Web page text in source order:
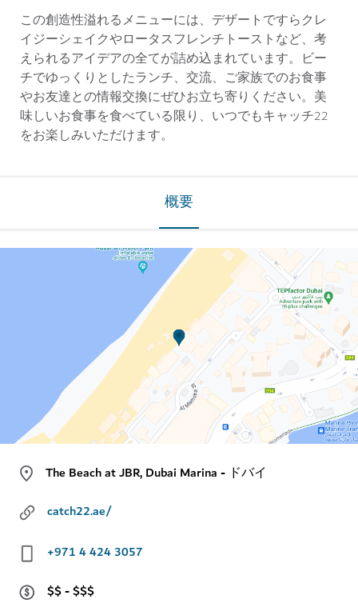
この創造性溢れるメニューには、デザートですらクレ
イジーシェイクやロータスフレンチトーストなど、考
えられるアイデアの全てが詰め込まれています。ビー
チでゆっくりとしたランチ、交流、ご家族でのお食事
やお友達との情報交換にぜひお立ち寄りください。美
味しいお食事を食べている限り、いつでもキャッチ22
をお楽しみいただけます。
概要
The Beach at JBR, Dubai Marina - ドバイ
catch22.ae/
+971 4 424 3057
$$ - $$$